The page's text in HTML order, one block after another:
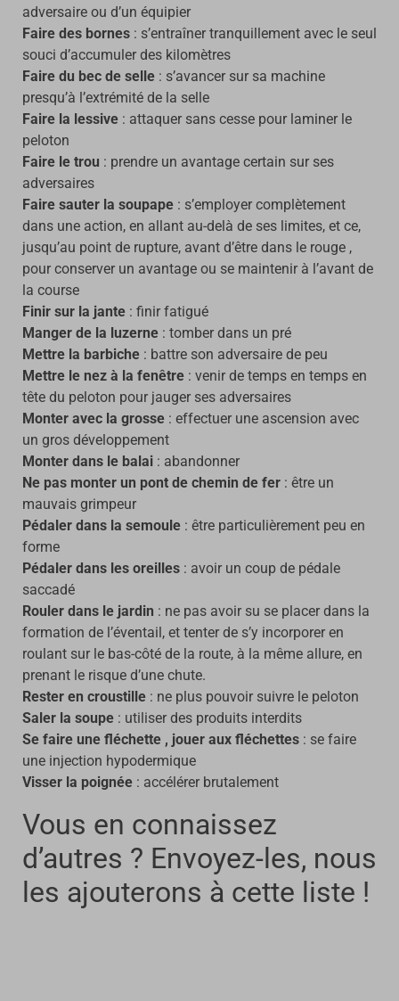
adversaire ou d’un équipier
Faire des bornes : s’entraîner tranquillement avec le seul
souci d’accumuler des kilomètres
Faire du bec de selle : s’avancer sur sa machine
presqu’à l’extrémité de la selle
Faire la lessive : attaquer sans cesse pour laminer le
peloton
Faire le trou : prendre un avantage certain sur ses
adversaires
Faire sauter la soupape : s’employer complètement
dans une action, en allant au-delà de ses limites, et ce,
jusqu’au point de rupture, avant d’être dans le rouge ,
pour conserver un avantage ou se maintenir à l’avant de
la course
Finir sur la jante : finir fatigué
Manger de la luzerne : tomber dans un pré
Mettre la barbiche : battre son adversaire de peu
Mettre le nez à la fenêtre : venir de temps en temps en
tête du peloton pour jauger ses adversaires
Monter avec la grosse : effectuer une ascension avec
un gros développement
Monter dans le balai : abandonner
Ne pas monter un pont de chemin de fer : être un
mauvais grimpeur
Pédaler dans la semoule : être particulièrement peu en
forme
Pédaler dans les oreilles : avoir un coup de pédale
saccadé
Rouler dans le jardin : ne pas avoir su se placer dans la
formation de l’éventail, et tenter de s’y incorporer en
roulant sur le bas-côté de la route, à la même allure, en
prenant le risque d’une chute.
Rester en croustille : ne plus pouvoir suivre le peloton
Saler la soupe : utiliser des produits interdits
Se faire une fléchette , jouer aux fléchettes : se faire
une injection hypodermique
Visser la poignée : accélérer brutalement
Vous en connaissez
d’autres ? Envoyez-les, nous
les ajouterons à cette liste !